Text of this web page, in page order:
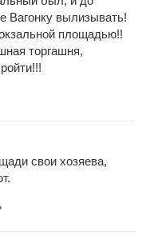
Вагонку вылизывать!
площадью!!
торгашня,
свои хозяева,